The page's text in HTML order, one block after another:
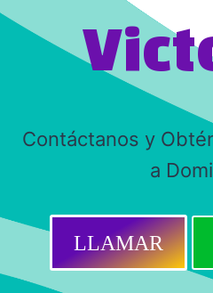
Contáctanos y
a
LLAMAR